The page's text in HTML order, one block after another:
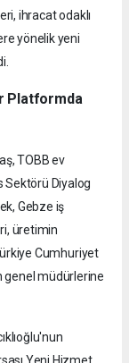
ihracat odaklı
yönelik yeni
Platformda
TOBB ev
Sektörü Diyalog
Gebze iş
üretimin
Cumhuriyet
genel müdürlerine
Yeni Hizmet